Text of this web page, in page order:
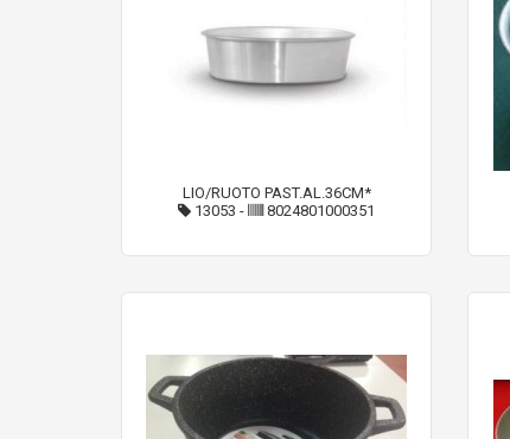
LIO/RUOTO PAST.AL.36CM*
13053 - 8024801000351